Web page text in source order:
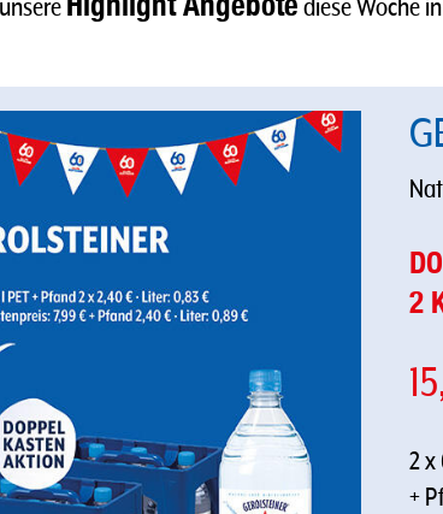
diese Woche
2
2 x
+